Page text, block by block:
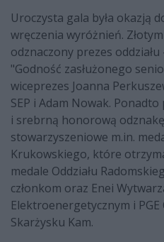
Uroczysta gala była okazją
wręczenia wyróżnień.
odznaczony prezes
"Godność zasłużonego
wiceprezes Joanna
SEP i Adam Nowak.
i srebrną honorową
stowarzyszeniowe m.in.
Krukowskiego, które
medale Oddziału
członkom oraz Enei
Elektroenergetycznym i PGE
Skarżysku Kam.